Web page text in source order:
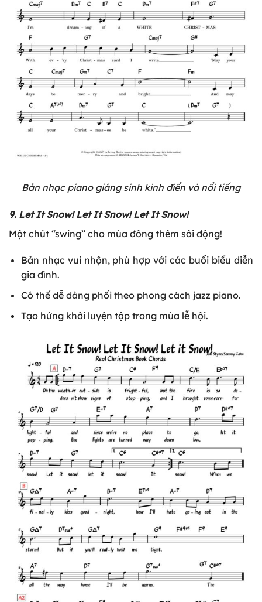
Bản nhạc piano giáng sinh kinh điển và nổi tiếng
9. Let It Snow! Let It Snow! Let It Snow!
Một chút “swing” cho mùa đông thêm sôi động!
Bản nhạc vui nhộn, phù hợp với các buổi biểu diễn
gia đình.
Có thể dễ dàng phối theo phong cách jazz piano.
Tạo hứng khởi luyện tập trong mùa lễ hội.